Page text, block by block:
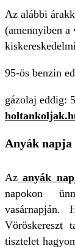
Az alábbi
(amennyiben a
95-ös benzin
gázolaj eddig:
Anyák napja
Az anyák
napokon
vasárnapján.
Vöröskereszt
tisztelet